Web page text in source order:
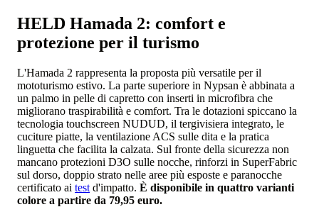
HELD Hamada 2: comfort e
protezione per il turismo
L'Hamada 2 rappresenta la proposta più versatile per il
mototurismo estivo. La parte superiore in Nypsan è abbinata a
un palmo in pelle di capretto con inserti in microfibra che
migliorano traspirabilità e comfort. Tra le dotazioni spiccano la
tecnologia touchscreen NUDUD, il tergivisiera integrato, le
cuciture piatte, la ventilazione ACS sulle dita e la pratica
linguetta che facilita la calzata. Sul fronte della sicurezza non
mancano protezioni D3O sulle nocche, rinforzi in SuperFabric
sul dorso, doppio strato nelle aree più esposte e paranocche
certificato ai test d'impatto. È disponibile in quattro varianti
colore a partire da 79,95 euro.